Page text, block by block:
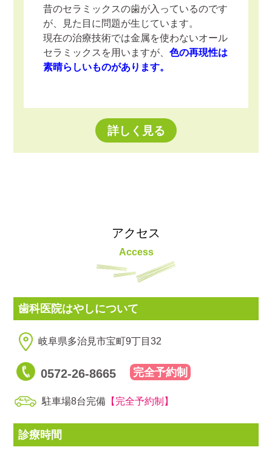
昔のセラミックスの歯が入っているのです
が、見た目に問題が生じています。
現在の治療技術では金属を使わないオール
セラミックスを用いますが、色の再現性は
素晴らしいものがあります。
詳しく見る
アクセス
Access
歯科医院はやしについて
岐⾩県多治⾒市宝町9丁⽬32
0572-26-8665 完全予約制
駐車場8台完備【完全予約制】
診療時間